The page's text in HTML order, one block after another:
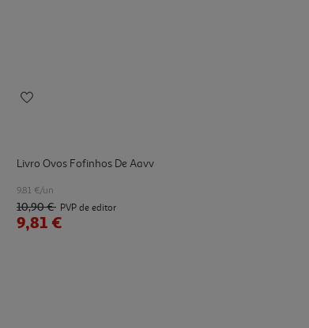
Livro Ovos Fofinhos De Aavv
9.81 €/un
10,90 € PVP de editor
9,81 €